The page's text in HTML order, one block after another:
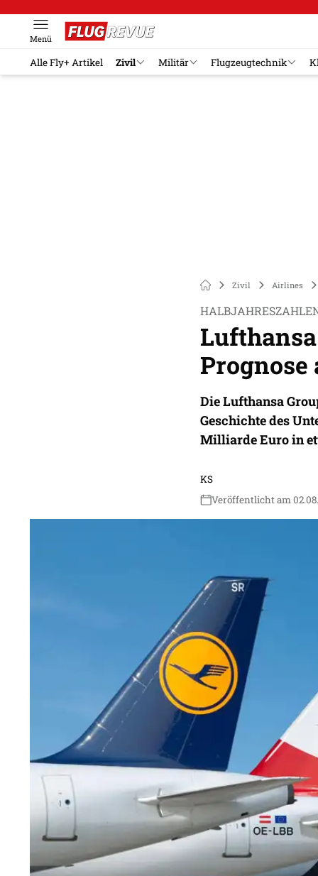
Menü
Alle Fly+ Artikel Zivil Militär Flugzeugtechnik
Zivil Airlines
Prognose
Die Lufthansa
Geschichte des
Milliarde Euro in
KS
Veröffentlicht am